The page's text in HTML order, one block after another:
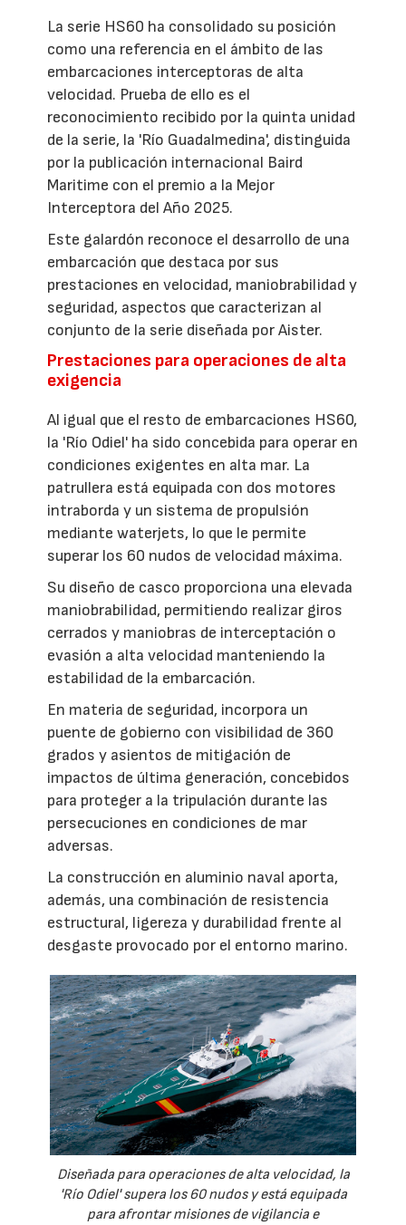
La serie HS60 ha consolidado su posición
como una referencia en el ámbito de las
embarcaciones interceptoras de alta
velocidad. Prueba de ello es el
reconocimiento recibido por la quinta unidad
de la serie, la 'Río Guadalmedina', distinguida
por la publicación internacional Baird
Maritime con el premio a la Mejor
Interceptora del Año 2025.
Este galardón reconoce el desarrollo de una
embarcación que destaca por sus
prestaciones en velocidad, maniobrabilidad y
seguridad, aspectos que caracterizan al
conjunto de la serie diseñada por Aister.
Prestaciones para operaciones de alta
exigencia
Al igual que el resto de embarcaciones HS60,
la 'Río Odiel' ha sido concebida para operar en
condiciones exigentes en alta mar. La
patrullera está equipada con dos motores
intraborda y un sistema de propulsión
mediante waterjets, lo que le permite
superar los 60 nudos de velocidad máxima.
Su diseño de casco proporciona una elevada
maniobrabilidad, permitiendo realizar giros
cerrados y maniobras de interceptación o
evasión a alta velocidad manteniendo la
estabilidad de la embarcación.
En materia de seguridad, incorpora un
puente de gobierno con visibilidad de 360
grados y asientos de mitigación de
impactos de última generación, concebidos
para proteger a la tripulación durante las
persecuciones en condiciones de mar
adversas.
La construcción en aluminio naval aporta,
además, una combinación de resistencia
estructural, ligereza y durabilidad frente al
desgaste provocado por el entorno marino.
Diseñada para operaciones de alta velocidad, la
'Río Odiel' supera los 60 nudos y está equipada
para afrontar misiones de vigilancia e